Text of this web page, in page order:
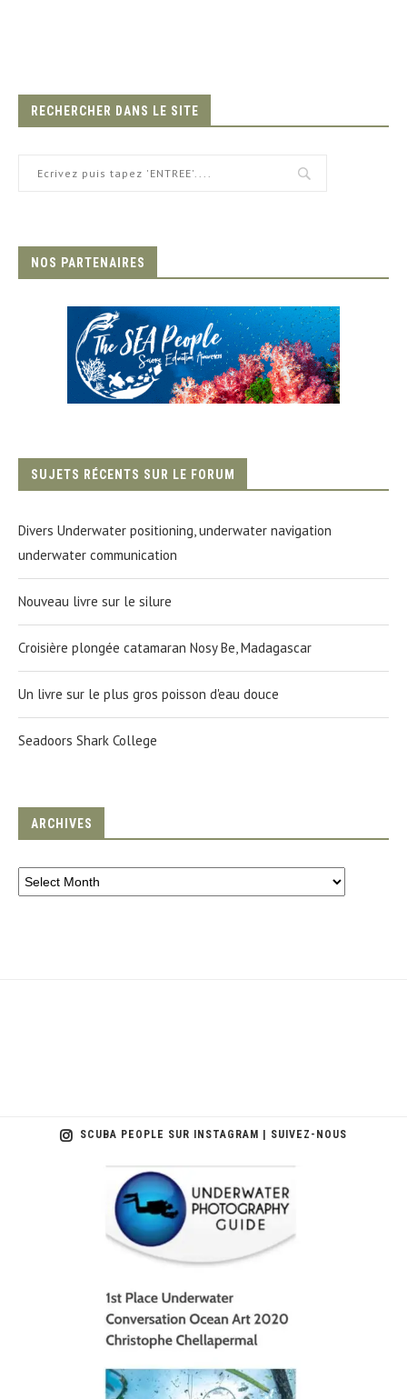
RECHERCHER DANS LE SITE
NOS PARTENAIRES
SUJETS RÉCENTS SUR LE FORUM
Divers Underwater positioning, underwater navigation
underwater communication
Nouveau livre sur le silure
Croisière plongée catamaran Nosy Be, Madagascar
Un livre sur le plus gros poisson d'eau douce
Seadoors Shark College
ARCHIVES
SCUBA PEOPLE SUR INSTAGRAM | SUIVEZ-NOUS
scuba_people_magazine